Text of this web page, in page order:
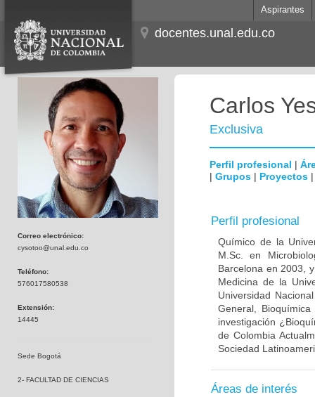
Aspirantes
docentes.unal.edu.co
Correo electrónico:
cysotoo@unal.edu.co
Teléfono:
576017580538
Extensión:
14445
Sede Bogotá
2- FACULTAD DE CIENCIAS
Carlos
Exclusiva
Perfil profesional |
| Grupos | Proyectos
Perfil profesional
Químico de la
M.Sc. en
Barcelona en 2003,
Medicina de la
Universidad
General,
investigación
de Colombia
Sociedad
Áreas de interés